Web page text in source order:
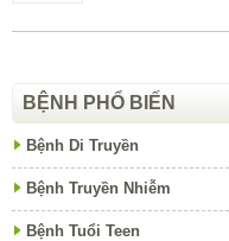
BỆNH PHỔ BIẾN
Bệnh Di Truyền
Bệnh Truyền Nhiễm
Bệnh Tuổi Teen